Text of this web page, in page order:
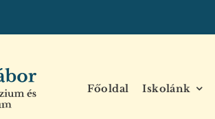
Főoldal Iskolánk